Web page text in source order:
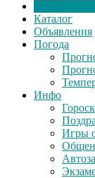
Каталог
Объявления
Погода
Инфо
Игры